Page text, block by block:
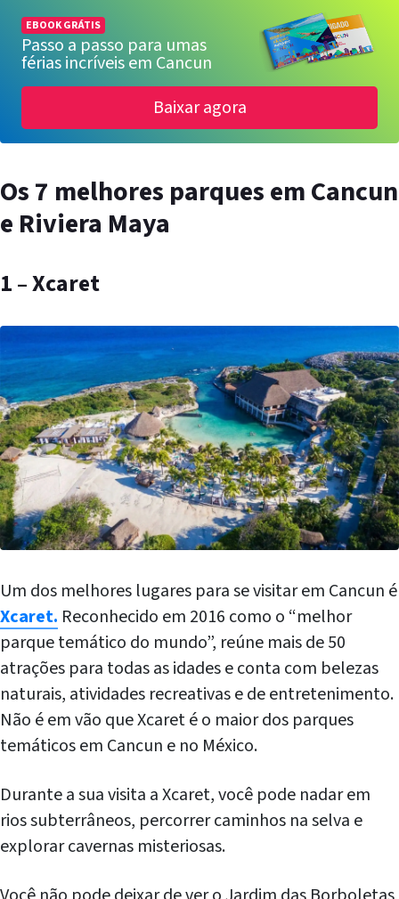
EBOOK GRÁTIS
Passo a passo para umas
férias incríveis em Cancun
Baixar agora
Os 7 melhores parques em Cancun
e Riviera Maya
1 – Xcaret
Um dos melhores lugares para se visitar em Cancun é
Xcaret. Reconhecido em 2016 como o “melhor
parque temático do mundo”, reúne mais de 50
atrações para todas as idades e conta com belezas
naturais, atividades recreativas e de entretenimento.
Não é em vão que Xcaret é o maior dos parques
temáticos em Cancun e no México.
Durante a sua visita a Xcaret, você pode nadar em
rios subterrâneos, percorrer caminhos na selva e
explorar cavernas misteriosas.